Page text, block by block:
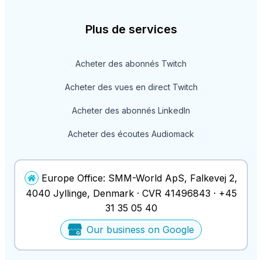
Plus de services
Acheter des abonnés Twitch
Acheter des vues en direct Twitch
Acheter des abonnés LinkedIn
Acheter des écoutes Audiomack
Europe Office: SMM-World ApS, Falkevej 2,
4040 Jyllinge, Denmark · CVR 41496843 · +45
31 35 05 40
Our business on Google